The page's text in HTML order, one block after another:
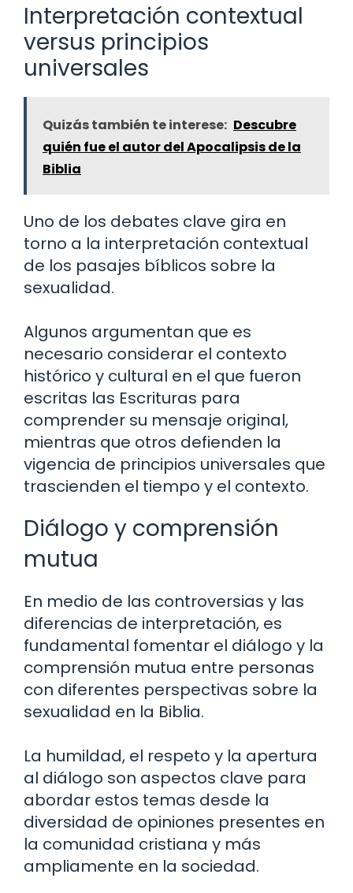
Interpretación contextual
versus principios
universales
Quizás también te interese: Descubre
quién fue el autor del Apocalipsis de la
Biblia
Uno de los debates clave gira en
torno a la interpretación contextual
de los pasajes bíblicos sobre la
sexualidad.
Algunos argumentan que es
necesario considerar el contexto
histórico y cultural en el que fueron
escritas las Escrituras para
comprender su mensaje original,
mientras que otros defienden la
vigencia de principios universales que
trascienden el tiempo y el contexto.
Diálogo y comprensión
mutua
En medio de las controversias y las
diferencias de interpretación, es
fundamental fomentar el diálogo y la
comprensión mutua entre personas
con diferentes perspectivas sobre la
sexualidad en la Biblia.
La humildad, el respeto y la apertura
al diálogo son aspectos clave para
abordar estos temas desde la
diversidad de opiniones presentes en
la comunidad cristiana y más
ampliamente en la sociedad.